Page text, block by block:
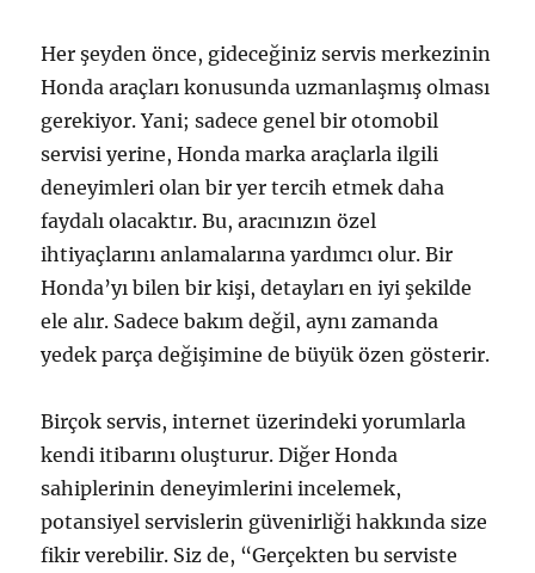
Her şeyden önce, gideceğiniz servis merkezinin
Honda araçları konusunda uzmanlaşmış olması
gerekiyor. Yani; sadece genel bir otomobil
servisi yerine, Honda marka araçlarla ilgili
deneyimleri olan bir yer tercih etmek daha
faydalı olacaktır. Bu, aracınızın özel
ihtiyaçlarını anlamalarına yardımcı olur. Bir
Honda’yı bilen bir kişi, detayları en iyi şekilde
ele alır. Sadece bakım değil, aynı zamanda
yedek parça değişimine de büyük özen gösterir.
Birçok servis, internet üzerindeki yorumlarla
kendi itibarını oluşturur. Diğer Honda
sahiplerinin deneyimlerini incelemek,
potansiyel servislerin güvenirliği hakkında size
fikir verebilir. Siz de, “Gerçekten bu serviste